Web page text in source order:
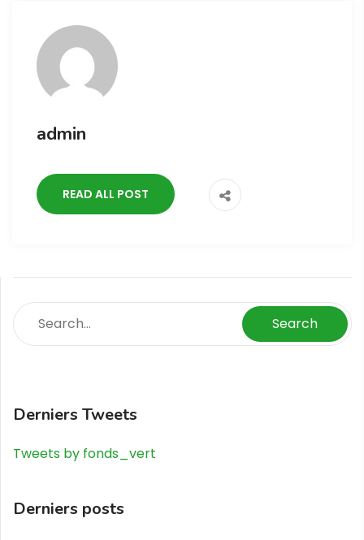
admin
READ ALL POST
Search
Derniers Tweets
Tweets by fonds_vert
Derniers posts